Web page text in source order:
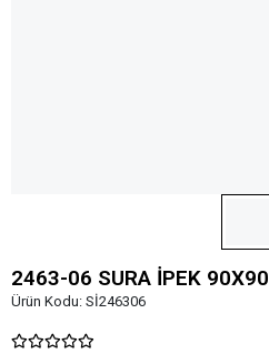
2463-06 SURA İPEK 90X90
Ürün Kodu: Sİ246306